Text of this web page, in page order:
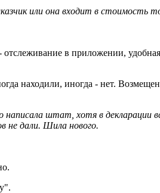
или она входит в стоимость
в приложении, удобная
находили, иногда - нет.
штат, хотя в декларации
не дали. Шила нового.